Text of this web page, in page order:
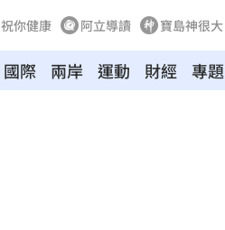
祝你健康 阿立導讀 寶島神很大
國際 兩岸 運動 財經 專題